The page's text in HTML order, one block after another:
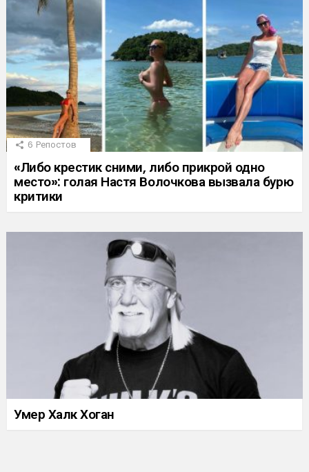
6 Репостов
«Либо крестик сними, либо прикрой одно
место»: голая Настя Волочкова вызвала бурю
критики
Умер Халк Хоган